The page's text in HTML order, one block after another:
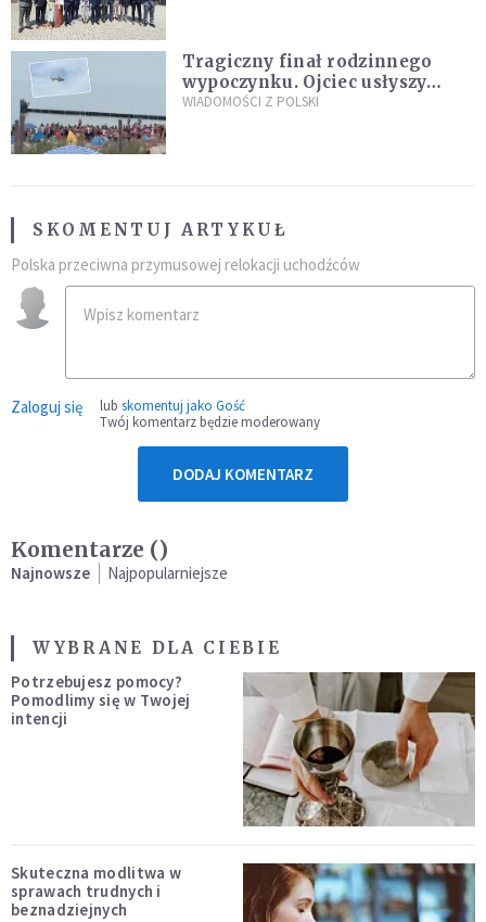
Tragiczny finał rodzinnego
wypoczynku. Ojciec usłyszy
zarzuty
WIADOMOŚCI Z POLSKI
SKOMENTUJ ARTYKUŁ
Polska przeciwna przymusowej relokacji uchodźców
Zaloguj się lub skomentuj jako Gość
Twój komentarz będzie moderowany
DODAJ KOMENTARZ
Komentarze ()
Najnowsze Najpopularniejsze
WYBRANE DLA CIEBIE
Potrzebujesz pomocy?
Pomodlimy się w Twojej
intencji
Skuteczna modlitwa w
sprawach trudnych i
beznadziejnych